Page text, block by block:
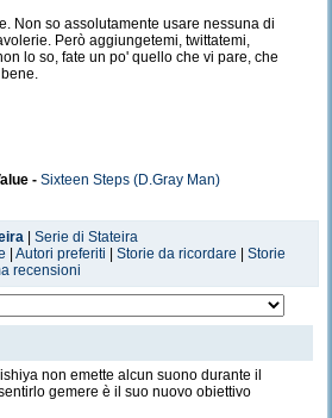
Non so assolutamente usare nessuna di
Però aggiungetemi, twittatemi,
lo so, fate un po' quello che vi pare, che
- Sixteen Steps (D.Gray Man)
arrivo la primavera" di Hikaru Zani -
del concorso "è in arrivo la primavera" -
Serie di Stateira
Autori preferiti Storie da ricordare
Storie
recensioni
non emette alcun suono durante il
gemere è il suo nuovo obiettivo